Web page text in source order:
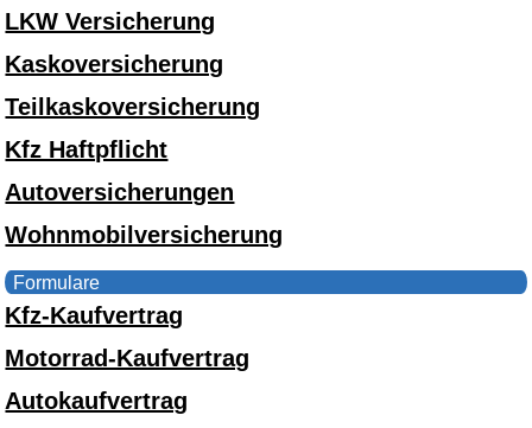
LKW Versicherung
Kaskoversicherung
Teilkaskoversicherung
Kfz Haftpflicht
Autoversicherungen
Wohnmobilversicherung
Formulare
Kfz-Kaufvertrag
Motorrad-Kaufvertrag
Autokaufvertrag